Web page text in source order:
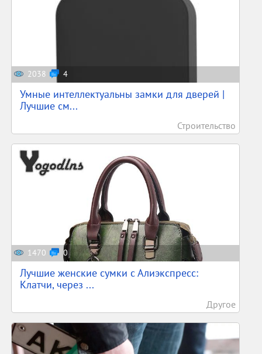
2038 4
Умные интеллектуальны замки для дверей |
Лучшие см...
Строительство
1470 0
Лучшие женские сумки с Алиэкспресс:
Клатчи, через ...
Другое